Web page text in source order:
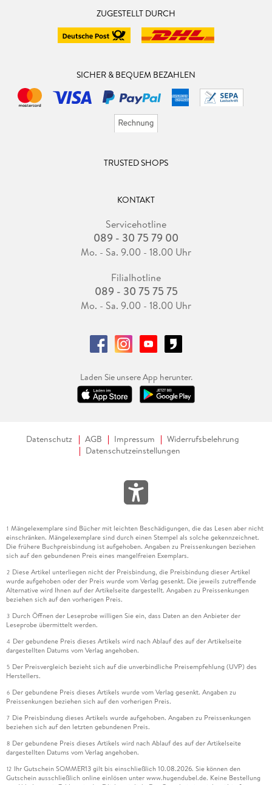
ZUGESTELLT DURCH
SICHER & BEQUEM BEZAHLEN
TRUSTED SHOPS
KONTAKT
Servicehotline
089 - 30 75 79 00
Mo. - Sa. 9.00 - 18.00 Uhr
Filialhotline
089 - 30 75 75 75
Mo. - Sa. 9.00 - 18.00 Uhr
Laden Sie unsere App herunter.
Datenschutz AGB Impressum
Widerrufsbelehrung
Datenschutzeinstellungen
1 Mängelexemplare sind Bücher mit leichten Beschädigungen, die das Lesen aber nicht
einschränken. Mängelexemplare sind durch einen Stempel als solche gekennzeichnet.
Die frühere Buchpreisbindung ist aufgehoben. Angaben zu Preissenkungen beziehen
sich auf den gebundenen Preis eines mangelfreien Exemplars.
2 Diese Artikel unterliegen nicht der Preisbindung, die Preisbindung dieser Artikel
wurde aufgehoben oder der Preis wurde vom Verlag gesenkt. Die jeweils zutreffende
Alternative wird Ihnen auf der Artikelseite dargestellt. Angaben zu Preissenkungen
beziehen sich auf den vorherigen Preis.
3 Durch Öffnen der Leseprobe willigen Sie ein, dass Daten an den Anbieter der
Leseprobe übermittelt werden.
4 Der gebundene Preis dieses Artikels wird nach Ablauf des auf der Artikelseite
dargestellten Datums vom Verlag angehoben.
5 Der Preisvergleich bezieht sich auf die unverbindliche Preisempfehlung (UVP) des
Herstellers.
6 Der gebundene Preis dieses Artikels wurde vom Verlag gesenkt. Angaben zu
Preissenkungen beziehen sich auf den vorherigen Preis.
7 Die Preisbindung dieses Artikels wurde aufgehoben. Angaben zu Preissenkungen
beziehen sich auf den letzten gebundenen Preis.
8 Der gebundene Preis dieses Artikels wird nach Ablauf des auf der Artikelseite
dargestellten Datums vom Verlag angehoben.
12 Ihr Gutschein SOMMER13 gilt bis einschließlich 10.08.2026. Sie können den
Gutschein ausschließlich online einlösen unter www.hugendubel.de. Keine Bestellung